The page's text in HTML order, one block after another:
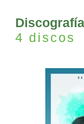
4 discos